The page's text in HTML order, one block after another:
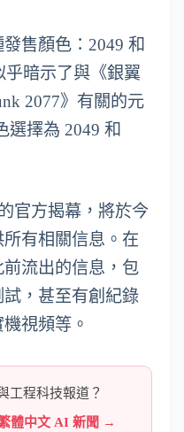
售顏色：2049 和
乎暗示了與《銀翼
2077》有關的元
選擇為 2049 和
官方揭幕，將於今
有相關信息。在
流出的信息，包
，甚至有創紀錄
視頻等。
工程科技報道？
體中文 AI 新聞 →